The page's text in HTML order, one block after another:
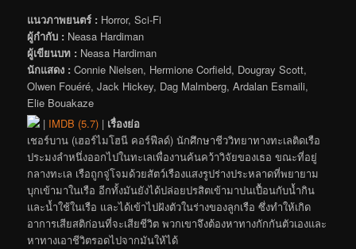
แนวภาพยนตร์ : Horror, Sci-Fi
ผู้กำกับ : Neasa Hardiman
ผู้เขียนบท : Neasa Hardiman
นักแสดง : Connie Nielsen, Hermione Corfield, Dougray Scott,
Olwen Fouéré, Jack Hickey, Dag Malmberg, Ardalan Esmaili,
Elie Bouakaze
| IMDB (5.7) | เรื่องย่อ
เชอร์บาน (เฮอร์ไมโฮนี คอร์ฟีลด์) นักศึกษาชีววิทยาทางทะเลติดเรือ
ประมงลำหนึ่งออกไปในทะเลเพื่องานค้นคว้าวิจัยของเธอ ขณะที่อยู่
กลางทะเล เรือถูกจู่โจมด้วยสัตว์เรืองแสงรูปร่างประหลาดที่พยายาม
บุกเข้ามาในเรือ อีกทั้งมันยังได้ปล่อยปรสิตเข้ามาปนเปื้อนกับน้ำกิน
และน้ำใช้ในเรือ และได้เข้าไปฝังตัวในร่างของลูกเรือ ซึ่งทำให้เกิด
อาการเสียสติก่อนที่จะเสียชีวิต พวกเขาจึงต้องหาทางกักกันตัวเองและ
หาทางเอาชีวิตรอดไปจากมันให้ได้